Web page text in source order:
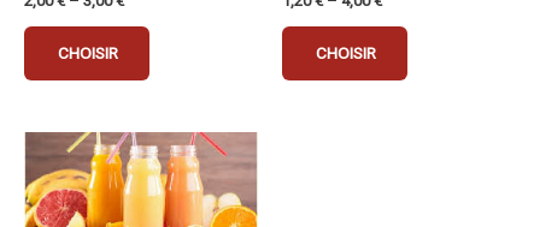
CHOISIR
choisies
la
page
du
produit
CHOISIR
choisies
Ce
produit
a